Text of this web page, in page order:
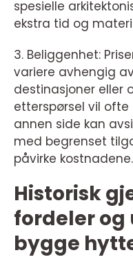
spesielle
ekstra tid og
3. Beliggenhet:
variere avhengig
destinasjoner eller
etterspørsel vil ofte
annen side kan
med begrenset
påvirke kostnadene.
Historisk
fordeler
bygge